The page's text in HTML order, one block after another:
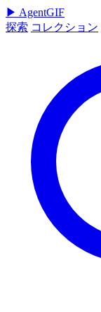
▶ AgentGIF
探索 コレクション